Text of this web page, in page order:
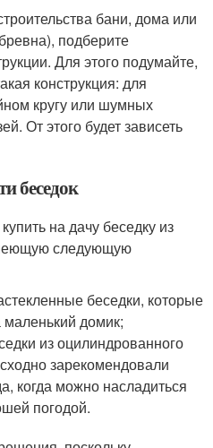
бани, дома или
подберите
Для этого подумайте,
конструкция: для
кругу или шумных
От этого будет зависеть
беседок
на дачу беседку из
следующую
беседки, которые
домик;
из оцилиндрованного
зарекомендовали
когда можно насладиться
погодой.